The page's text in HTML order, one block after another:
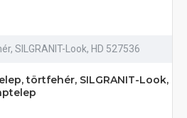
SILGRANIT-Look, HD 527536
törtfehér, SILGRANIT-Look,